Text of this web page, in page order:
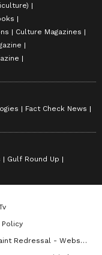
Culture Magazines
Fact Check News
Gulf Round Up
Policy
Redressal - Website